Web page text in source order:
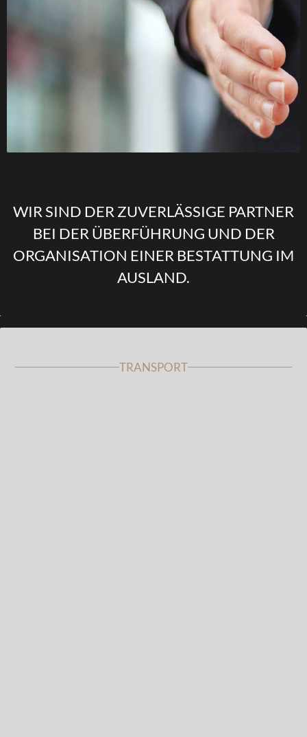
WIR SIND DER ZUVERLÄSSIGE PARTNER
BEI DER ÜBERFÜHRUNG UND DER
ORGANISATION EINER BESTATTUNG IM
AUSLAND.
TRANSPORT